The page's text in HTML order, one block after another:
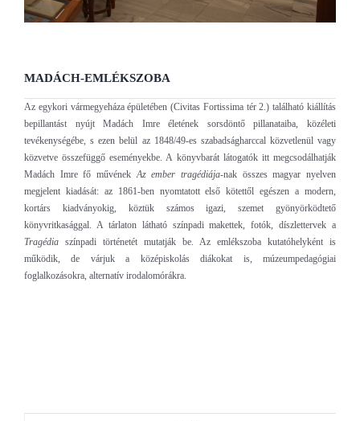
MADÁCH-EMLÉKSZOBA
Az egykori vármegyeháza épületében (Civitas Fortissima tér 2.) található kiállítás
bepillantást nyújt Madách Imre életének sorsdöntő pillanataiba, közéleti
tevékenységébe, s ezen belül az 1848/49-es szabadságharccal közvetlenül vagy
közvetve összefüggő eseményekbe. A könyvbarát látogatók itt megcsodálhatják
Madách Imre fő művének Az ember tragédiája-nak összes magyar nyelven
megjelent kiadását: az 1861-ben nyomtatott első kötettől egészen a modern,
kortárs kiadványokig, köztük számos igazi, szemet gyönyörködtető
könyvritkasággal. A tárlaton látható színpadi makettek, fotók, díszlettervek a
Tragédiaszínpadi történetét mutatják be. Az emlékszoba kutatóhelyként is
működik, de várjuk a középiskolás diákokat is, múzeumpedagógiai
foglalkozásokra, alternatív irodalomórákra.